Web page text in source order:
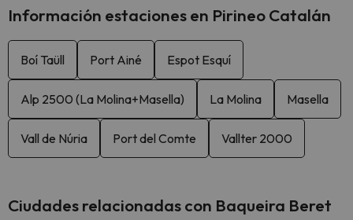
Información estaciones en Pirineo Catalán
Boí Taüll Port Ainé Espot Esquí
Alp 2500 (La Molina+Masella) La Molina Masella
Vall de Núria Port del Comte Vallter 2000
Ciudades relacionadas con Baqueira Beret